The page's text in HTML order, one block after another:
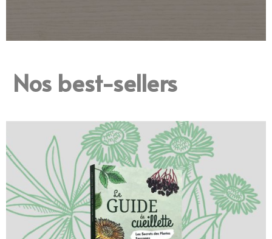
Français
Découvrez comment protéger vos proches en
cas de catastrophe de crise ou de guerre
Je reçois gratuitement le Manuel de
Survie
Nos best-sellers